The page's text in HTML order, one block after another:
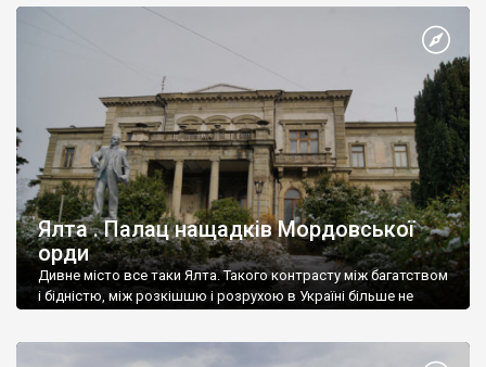
Ялта . Палац нащадків Мордовської
орди
Дивне місто все таки Ялта. Такого контрасту між багатством
і бідністю, між розкішшю і розрухою в Україні більше не